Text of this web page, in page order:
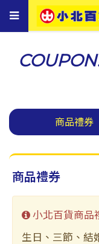
Toggle
navigation
商品禮券
商品禮券
小北百貨商品
生日、三節、結